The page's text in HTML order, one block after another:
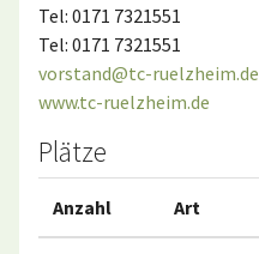
Tel: 0171 7321551
Tel: 0171 7321551
vorstand@tc-ruelzheim.de
www.tc-ruelzheim.de
Plätze
Anzahl Art